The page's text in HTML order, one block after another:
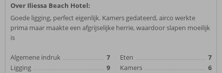
Over Iliessa Beach Hotel:
Goede ligging, perfect eigenlijk. Kamers gedateerd, airco werkte
prima maar maakte een afgrijselijke herrie, waardoor slapen moeilijk
is
Algemene indruk
7
Ligging
9
Eten
7
Kamers
6